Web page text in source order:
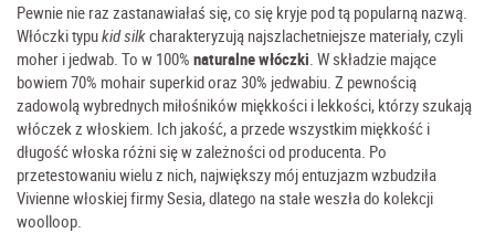
Pewnie nie raz zastanawiałaś się, co się kryje pod tą popularną nazwą.
Włóczki typukid silkcharakteryzują najszlachetniejsze materiały, czyli
moher i jedwab. To w 100% naturalne włóczki. W składzie mające
bowiem 70% mohair superkid oraz 30% jedwabiu. Z pewnością
zadowolą wybrednych miłośników miękkości i lekkości, którzy szukają
włóczek z włoskiem. Ich jakość, a przede wszystkim miękkość i
długość włoska różni się w zależności od producenta. Po
przetestowaniu wielu z nich, największy mój entuzjazm wzbudziła
Vivienne włoskiej firmy Sesia, dlatego na stałe weszła do kolekcji
woolloop.